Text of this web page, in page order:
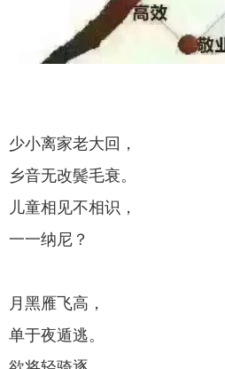
少小离家老大回，
乡音无改鬓毛衰。
儿童相见不相识，
一一纳尼？
月黑雁飞高，
单于夜遁逃。